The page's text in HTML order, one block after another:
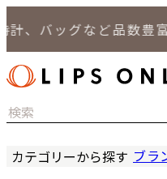
ッグなど品数豊富に
カテゴリーから探す ブラ